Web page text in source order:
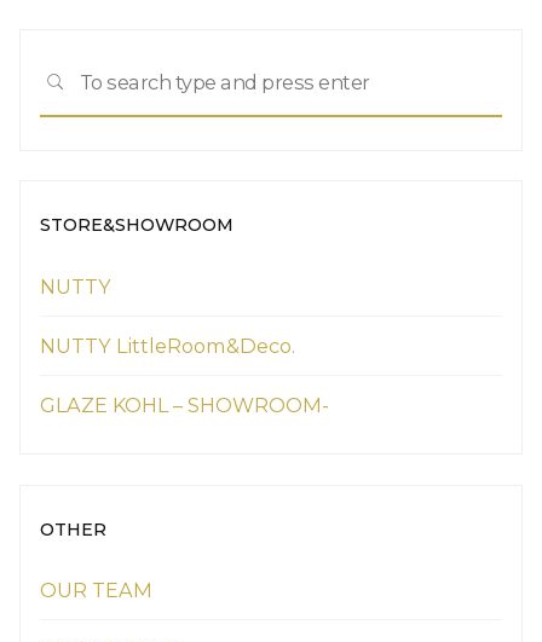
SEARCH
STORE&SHOWROOM
NUTTY
NUTTY LittleRoom&Deco.
GLAZE KOHL – SHOWROOM-
OTHER
OUR TEAM